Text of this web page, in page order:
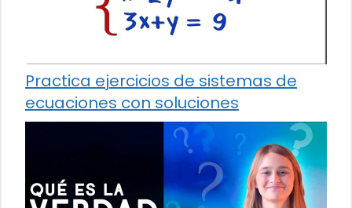
Practica ejercicios de sistemas de
ecuaciones con soluciones